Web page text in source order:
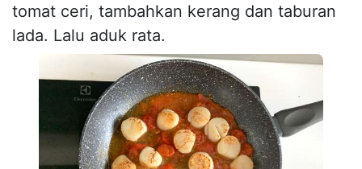
tomat ceri, tambahkan kerang dan taburan
lada. Lalu aduk rata.